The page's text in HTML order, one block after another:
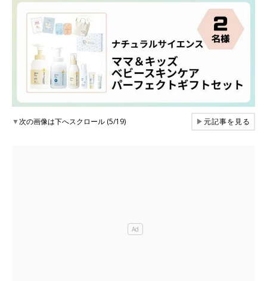
▼次の画像は下へスクロール (5/19) ▶元記事を見る